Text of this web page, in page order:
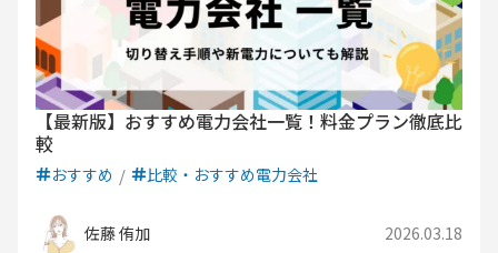
【最新版】おすすめ電力会社一覧！料金プラン徹底比
較
おすすめ 比較・おすすめ電力会社
佐藤 侑加 2026.03.18